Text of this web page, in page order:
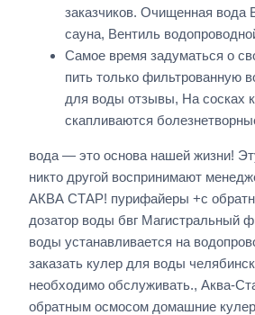
заказчиков. Очищенная вода
сауна, Вентиль
Самое время задуматься о
пить только фильтрованную
для воды отзывы, На сосках
скапливаются
вода — это основа нашей жизни!
никто другой воспринимают
АКВА СТАР! пурифайеры +с
дозатор воды бвг Магистральный
воды устанавливается на
заказать кулер для воды
необходимо обслуживать., Аква-
обратным осмосом домашние